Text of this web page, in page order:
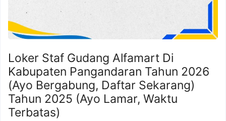
Loker Staf Gudang Alfamart Di
Kabupaten Pangandaran Tahun 2026
(Ayo Bergabung, Daftar Sekarang)
Tahun 2025 (Ayo Lamar, Waktu
Terbatas)